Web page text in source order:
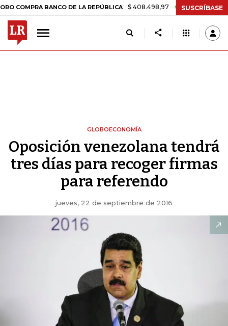
BANCO DE LA REPÚBLICA $ 408.498,97 +$ 8.753,81 +2,19%
SUSCRÍBASE
GLOBOECONOMÍA
Oposición venezolana tendrá
tres días para recoger firmas
para referendo
jueves, 22 de septiembre de 2016